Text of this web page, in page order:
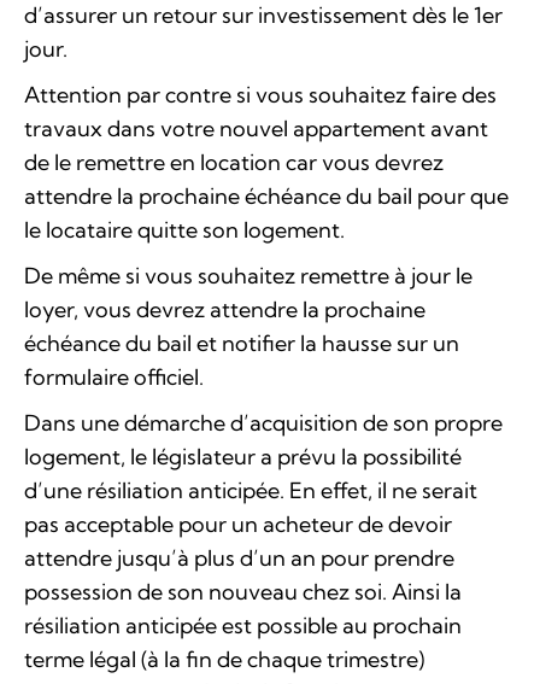
d’assurer un retour sur investissement dès le 1er
jour.
Attention par contre si vous souhaitez faire des
travaux dans votre nouvel appartement avant
de le remettre en location car vous devrez
attendre la prochaine échéance du bail pour que
le locataire quitte son logement.
De même si vous souhaitez remettre à jour le
loyer, vous devrez attendre la prochaine
échéance du bail et notifier la hausse sur un
formulaire officiel.
Dans une démarche d’acquisition de son propre
logement, le législateur a prévu la possibilité
d’une résiliation anticipée. En effet, il ne serait
pas acceptable pour un acheteur de devoir
attendre jusqu’à plus d’un an pour prendre
possession de son nouveau chez soi. Ainsi la
résiliation anticipée est possible au prochain
terme légal (à la fin de chaque trimestre)